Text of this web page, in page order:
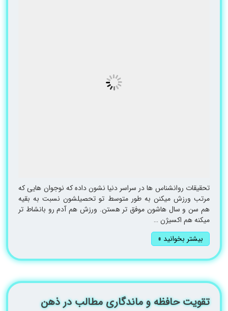
تحقیقات روانشناس ها در سراسر دنیا نشون داده که نوجوان هایی که
مرتب ورزش میکنن به طور متوسط تو تحصیلشون نسبت به بقیه
هم سن و سال هاشون موفق تر هستن. ورزش هم آدم رو بانشاط تر
میکنه هم اکسیژن …
بیشتر بخوانید »
تقویت حافظه و ماندگاری مطالب در ذهن